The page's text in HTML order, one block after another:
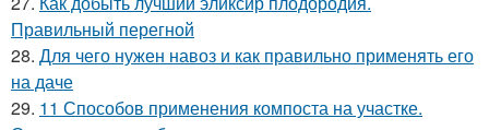
Правильный перегной
28. Для чего нужен навоз и как правильно применять его
на даче
29. 11 Способов применения компоста на участке.